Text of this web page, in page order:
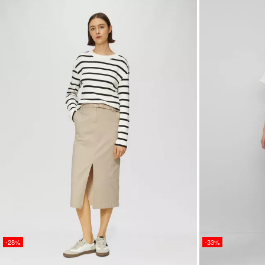
-28% -33%